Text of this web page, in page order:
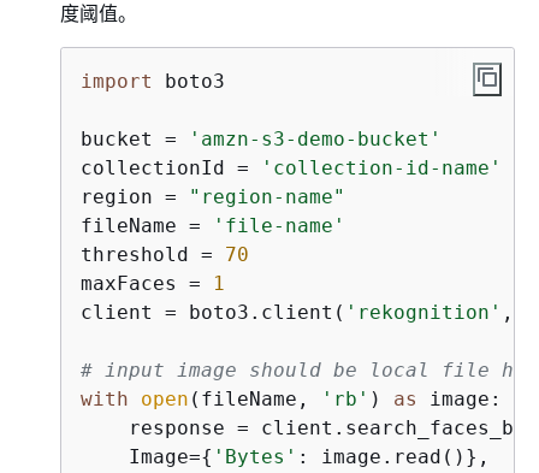
度阈值。
import boto3
bucket =
'amzn-s3-demo-bucket'
collectionId =
'collection-id-name'
region =
"region-name"
fileName =
'file-name'
threshold = 70
maxFaces =
1
client = boto3.client( 'rekognition' ,
# input image should be local file
with
open (fileName, 'rb' ) as
image:
response =
    Image=
{ 'Bytes' : image.read()},